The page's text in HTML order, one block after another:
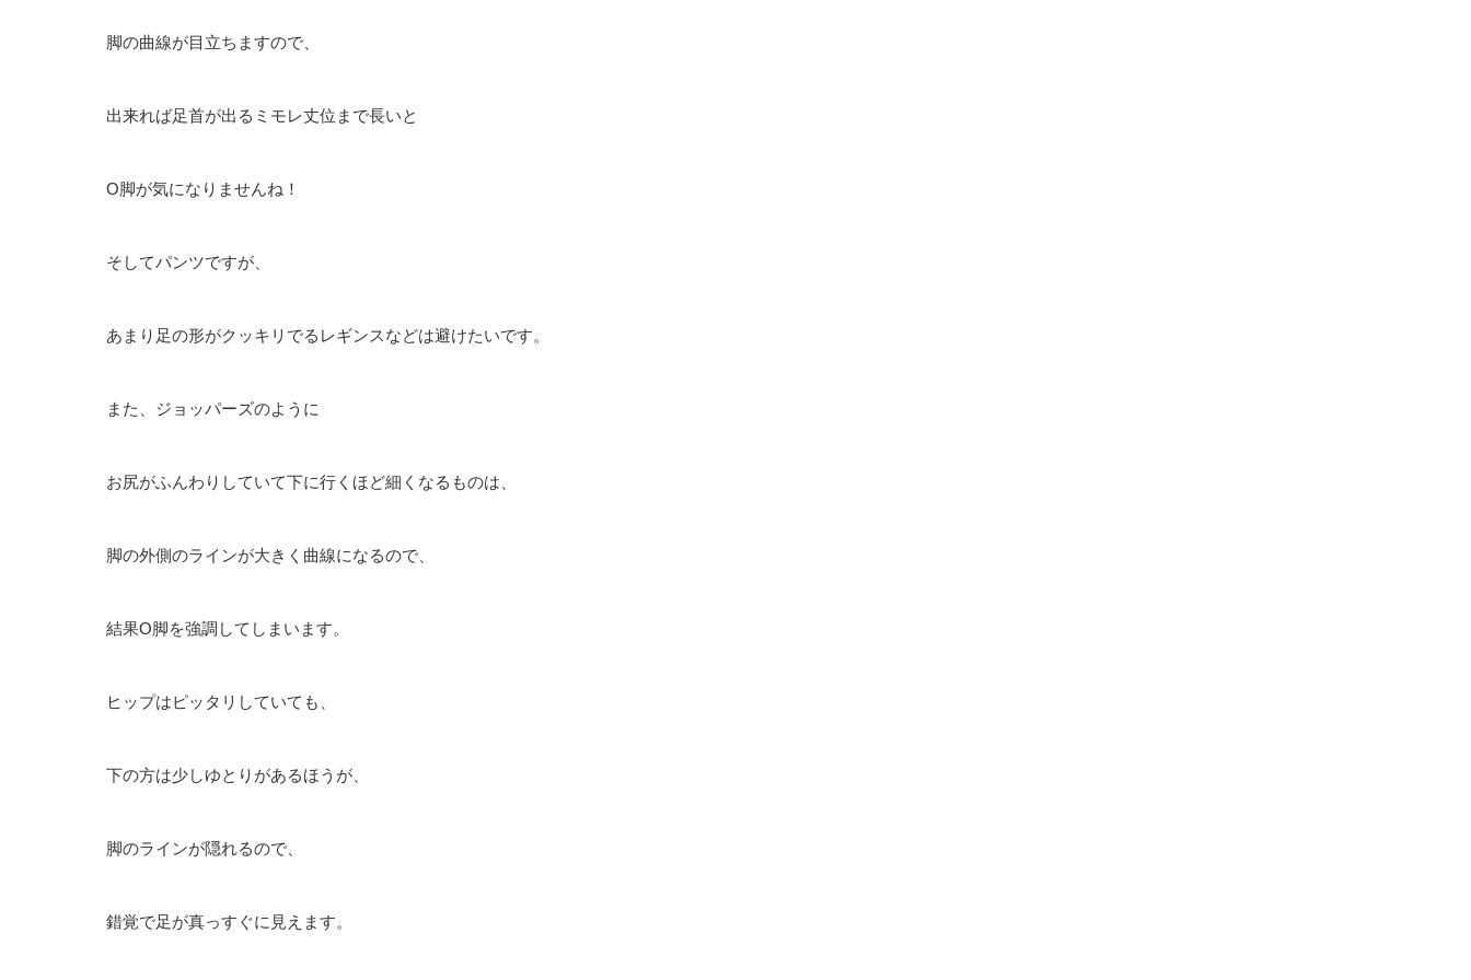
脚の曲線が目立ちますので、
出来れば足首が出るミモレ丈位まで長いと
O脚が気になりませんね！
そしてパンツですが、
あまり足の形がクッキリでるレギンスなどは避けたいです。
また、ジョッパーズのように
お尻がふんわりしていて下に行くほど細くなるものは、
脚の外側のラインが大きく曲線になるので、
結果O脚を強調してしまいます。
ヒップはピッタリしていても、
下の方は少しゆとりがあるほうが、
脚のラインが隠れるので、
錯覚で足が真っすぐに見えます。